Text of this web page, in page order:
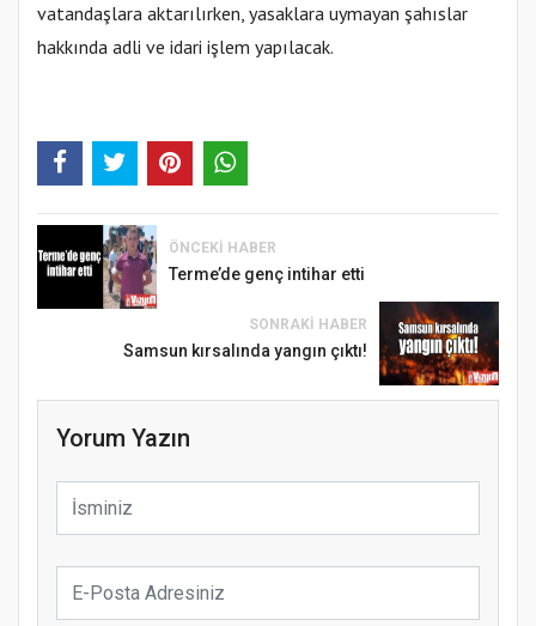
vatandaşlara aktarılırken, yasaklara uymayan şahıslar
hakkında adli ve idari işlem yapılacak.
ÖNCEKI HABER
Terme’de genç intihar etti
SONRAKI HABER
Samsun kırsalında yangın çıktı!
Yorum Yazın